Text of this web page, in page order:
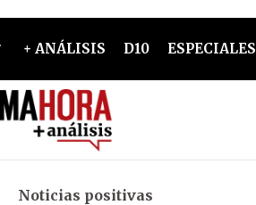
+ ANÁLISIS D10 ESPECIALES
Noticias positivas